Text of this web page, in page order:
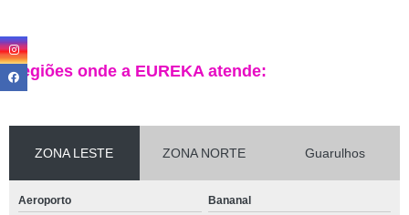
Regiões onde a EUREKA atende:
ZONA LESTE ZONA NORTE Guarulhos
Aeroporto Bananal